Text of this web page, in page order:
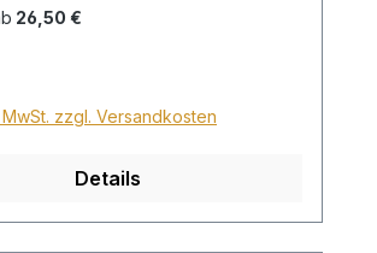
berechnet. Für den
30€. Bei diesem Bild ist
möglich!
26,50 €
zzgl. Versandkosten
Details